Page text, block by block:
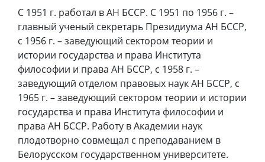
С 1951 г. работал в АН БССР. С 1951 по 1956 г. –
главный ученый секретарь Президиума АН БССР,
с 1956 г. – заведующий сектором теории и
истории государства и права Института
философии и права АН БССР, с 1958 г. –
заведующий отделом правовых наук АН БССР, с
1965 г. – заведующий сектором теории и истории
государства и права Института философии и
права АН БССР. Работу в Академии наук
плодотворно совмещал с преподаванием в
Белорусском государственном университете.